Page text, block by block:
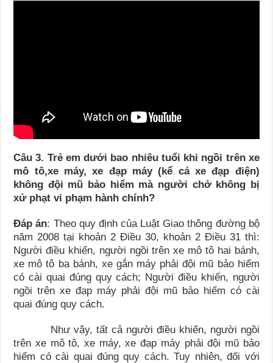
Câu 3. Trẻ em dưới bao nhiêu tuổi khi ngồi trên xe
mô tô,xe máy, xe đạp máy (kể cả xe đạp điện)
không đội mũ bảo hiểm mà người chở không bị
xử phạt vi phạm hành chính?
Đáp án: Theo quy định của Luật Giao thông đường bộ
năm 2008 tại khoản 2 Điều 30, khoản 2 Điều 31 thì:
Người điều khiển, người ngồi trên xe mô tô hai bánh,
xe mô tô ba bánh, xe gắn máy phải đội mũ bảo hiểm
có cài quai đúng quy cách; Người điều khiển, người
ngồi trên xe đạp máy phải đội mũ bảo hiểm có cài
quai đúng quy cách.
Như vậy, tất cả người điều khiển, người ngồi
trên xe mô tô, xe máy, xe đạp máy phải đội mũ bảo
hiểm có cài quai đúng quy cách. Tuy nhiên, đối với